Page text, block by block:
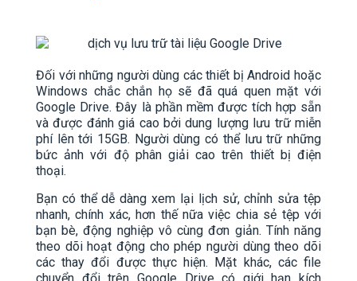
Đối với những người dùng các thiết bị Android hoặc
Windows chắc chắn họ sẽ đã quá quen mặt với
Google Drive. Đây là phần mềm được tích hợp sẵn
và được đánh giá cao bởi dung lượng lưu trữ miễn
phí lên tới 15GB. Người dùng có thể lưu trữ những
bức ảnh với độ phân giải cao trên thiết bị điện
thoại.
Bạn có thể dễ dàng xem lại lịch sử, chỉnh sửa tệp
nhanh, chính xác, hơn thế nữa việc chia sẻ tệp với
bạn bè, động nghiệp vô cùng đơn giản. Tính năng
theo dõi hoạt động cho phép người dùng theo dõi
các thay đổi được thực hiện. Mặt khác, các file
chuyển đổi trên Google Drive có giới hạn kích